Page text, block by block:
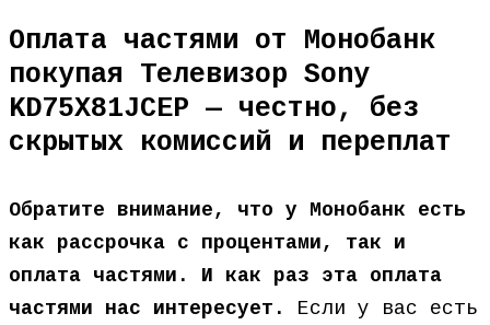
Оплата частями от Монобанк
покупая Телевизор Sony
KD75X81JCEP — честно, без
скрытых комиссий и переплат
Обратите внимание, что у Монобанк есть
как рассрочка с процентами, так и
оплата частями. И как раз эта оплата
частями нас интересует.
Если у вас есть